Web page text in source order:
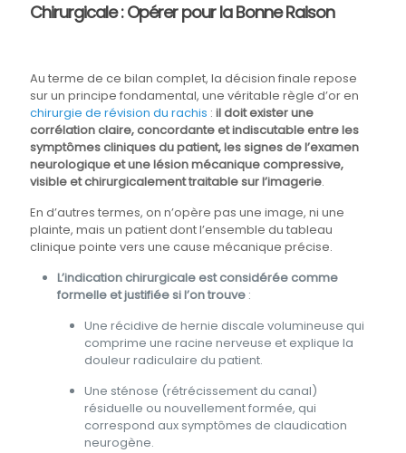
Chirurgicale : Opérer pour la Bonne Raison
Au terme de ce bilan complet, la décision finale repose
sur un principe fondamental, une véritable règle d’or en
chirurgie de révision du rachis : il doit exister une
corrélation claire, concordante et indiscutable entre les
symptômes cliniques du patient, les signes de l’examen
neurologique et une lésion mécanique compressive,
visible et chirurgicalement traitable sur l’imagerie.
En d’autres termes, on n’opère pas une image, ni une
plainte, mais un patient dont l’ensemble du tableau
clinique pointe vers une cause mécanique précise.
L’indication chirurgicale est considérée comme
formelle et justifiée si l’on trouve :
Une récidive de hernie discale volumineuse qui
comprime une racine nerveuse et explique la
douleur radiculaire du patient.
Une sténose (rétrécissement du canal)
résiduelle ou nouvellement formée, qui
correspond aux symptômes de claudication
neurogène.